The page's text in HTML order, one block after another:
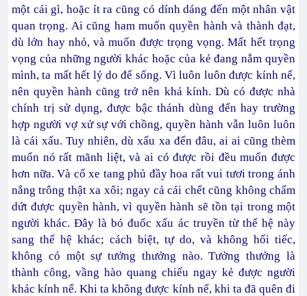
một cái gì, hoặc ít ra cũng có dính dáng đến một nhân vật
quan trọng. Ai cũng ham muốn quyền hành và thành đạt,
dù lớn hay nhỏ, và muốn được trọng vọng. Mất hết trọng
vọng của những người khác hoặc của kẻ đang nắm quyền
mình, ta mất hết lý do để sống. Vì luôn luôn được kính nể,
nên quyền hành cũng trở nên khả kính. Dù có được nhà
chính trị sử dụng, được bậc thánh dùng đến hay trường
hợp người vợ xử sự với chồng, quyền hành vẫn luôn luôn
là cái xấu. Tuy nhiên, dù xấu xa đến đâu, ai ai cũng thèm
muốn nó rất mãnh liệt, và ai có được rồi đều muốn được
hơn nữa. Và cổ xe tang phủ đầy hoa rất vui tươi trong ánh
nắng trông thật xa xôi; ngay cả cái chết cũng không chấm
dứt được quyền hành, vì quyền hành sẽ tồn tại trong một
người khác. Đây là bó đuốc xấu ác truyền từ thế hệ này
sang thế hệ khác; cách biệt, tự do, và không hối tiếc,
không có một sự tưởng thưởng nào. Tưởng thưởng là
thành công, vầng hào quang chiếu ngay kẻ được người
khác kính nể. Khi ta không được kính nể, khi ta đã quên đi